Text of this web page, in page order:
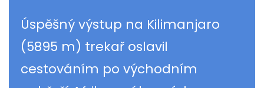
Úspěšný výstup na Kilimanjaro
(5895 m) trekař oslavil
cestováním po východním